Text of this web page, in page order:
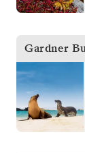
Gardner